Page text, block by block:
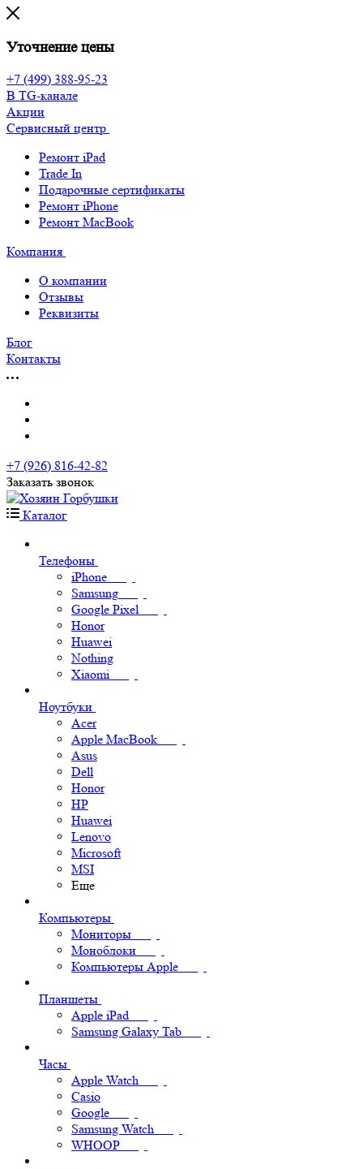
Уточнение цены
+7 (499) 388-95-23
В TG-канале
Акции
Сервисный центр
Ремонт iPad
Trade In
Подарочные сертификаты
Ремонт iPhone
Ремонт MacBook
Компания
О компании
Отзывы
Реквизиты
Блог
Контакты
+7 (926) 816-42-82
Заказать звонок
Каталог
Телефоны
iPhone
Samsung
Google Pixel
Honor
Huawei
Nothing
Xiaomi
Ноутбуки
Acer
Apple MacBook
Asus
Dell
Honor
HP
Huawei
Lenovo
Microsoft
MSI
Еще
Компьютеры
Мониторы
Моноблоки
Компьютеры Apple
Планшеты
Apple iPad
Samsung Galaxy Tab
Часы
Apple Watch
Casio
Google
Samsung Watch
WHOOP